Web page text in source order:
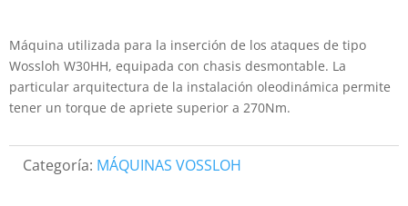
Máquina utilizada para la inserción de los ataques de tipo
Wossloh W30HH, equipada con chasis desmontable. La
particular arquitectura de la instalación oleodinámica permite
tener un torque de apriete superior a 270Nm.
Categoría: MÁQUINAS VOSSLOH